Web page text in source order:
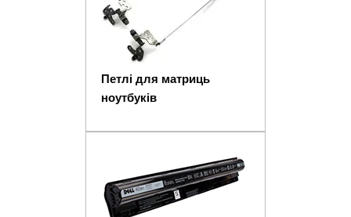
Петлі для матриць
ноутбуків